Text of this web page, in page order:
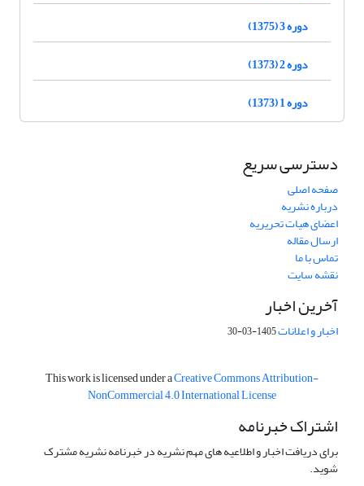
دوره 3 (1375)
دوره 2 (1373)
دوره 1 (1373)
دسترسی سریع
صفحه اصلی
درباره نشریه
اعضای هیات تحریریه
ارسال مقاله
تماس با ما
نقشه سایت
آخرین اخبار
اخبار و اعلانات1405-03-30
This work is licensed under aCreative Commons Attribution-
NonCommercial 4.0 International License
اشتراک خبرنامه
برای دریافت اخبار و اطلاعیه های مهم نشریه در خبرنامه نشریه مشترک
شوید.